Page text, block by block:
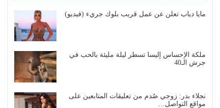
مايا دياب تعلن عن عمل قريب بلوك جريء (فيديو)
ملكة الإحساس إليسا تسطر ليلة مليئة بالحب في
جرش الـ40
نجلاء بدر: زوجي صُدم من تعليقات المتابعين على
مواقع التواصل…